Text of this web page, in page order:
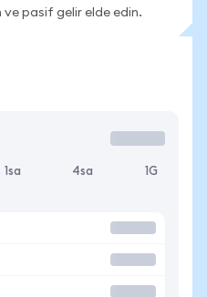
pasif gelir elde edin.
1sa 4sa 1G